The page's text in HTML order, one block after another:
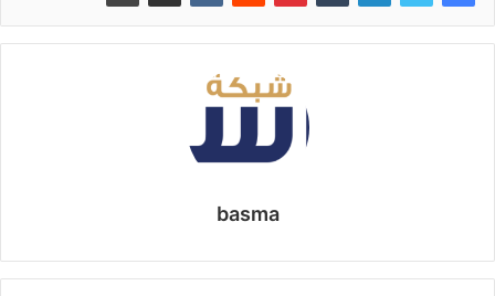
basma